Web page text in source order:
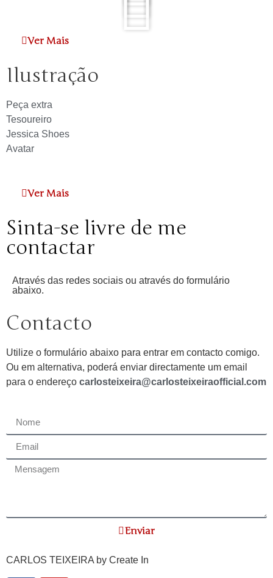
Ver Mais
Ilustração
Peça extra
Tesoureiro
Jessica Shoes
Avatar
Ver Mais
Sinta-se livre de me
contactar
Através das redes sociais ou através do formulário
abaixo.
Contacto
Utilize o formulário abaixo para entrar em contacto comigo.
Ou em alternativa, poderá enviar directamente um email
para o endereço carlosteixeira@carlosteixeiraofficial.com
Enviar
CARLOS TEIXEIRA by Create In